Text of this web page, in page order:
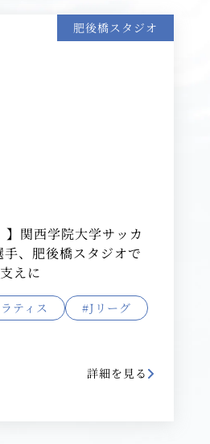
肥後橋スタジオ
】関西学院大学サッカ
、肥後橋スタジオで
えに
ティス
#Jリーグ
詳細を見る